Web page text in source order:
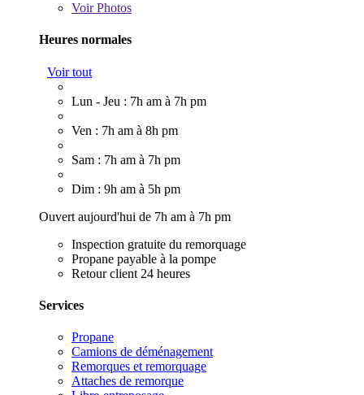
VoirPhotos
Heures normales
Voir tout
Lun - Jeu : 7h am à 7h pm
Ven : 7h am à 8h pm
Sam : 7h am à 7h pm
Dim : 9h am à 5h pm
Ouvert aujourd'hui de 7h am à 7h pm
Inspection gratuite du remorquage
Propane payable à la pompe
Retour client 24 heures
Services
Propane
Camions de déménagement
Remorques et remorquage
Attaches de remorque